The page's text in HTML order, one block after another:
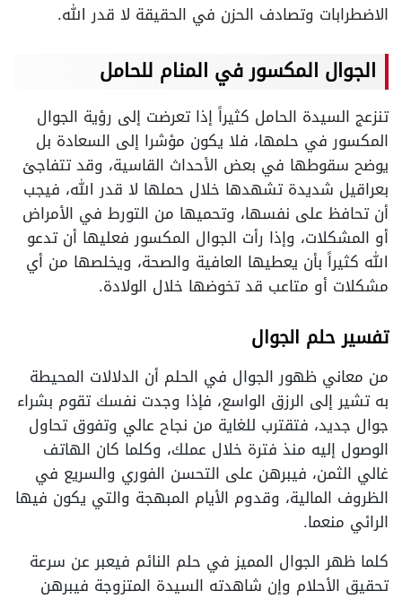
الاضطرابات وتصادف الحزن في الحقيقة لا قدر الله.
الجوال المكسور في المنام للحامل
تنزعج السيدة الحامل كثيراً إذا تعرضت إلى رؤية الجوال
المكسور في حلمها، فلا يكون مؤشرا إلى السعادة بل
يوضح سقوطها في بعض الأحداث القاسية، وقد تتفاجئ
بعراقيل شديدة تشهدها خلال حملها لا قدر الله، فيجب
أن تحافظ على نفسها، وتحميها من التورط في الأمراض
أو المشكلات، وإذا رأت الجوال المكسور فعليها أن تدعو
الله كثيراً بأن يعطيها العافية والصحة، ويخلصها من أي
مشكلات أو متاعب قد تخوضها خلال الولادة.
تفسير حلم الجوال
من معاني ظهور الجوال في الحلم أن الدلالات المحيطة
به تشير إلى الرزق الواسع، فإذا وجدت نفسك تقوم بشراء
جوال جديد، فتقترب للغاية من نجاح عالي وتفوق تحاول
الوصول إليه منذ فترة خلال عملك، وكلما كان الهاتف
غالي الثمن، فيبرهن على التحسن الفوري والسريع في
الظروف المالية، وقدوم الأيام المبهجة والتي يكون فيها
الرائي منعما.
كلما ظهر الجوال المميز في حلم النائم فيعبر عن سرعة
تحقيق الأحلام وإن شاهدته السيدة المتزوجة فيبرهن